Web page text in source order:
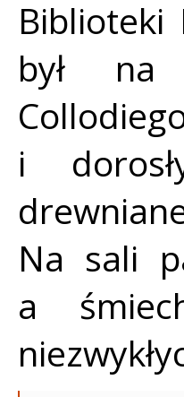
Biblioteki
był na
i
Na sali
a